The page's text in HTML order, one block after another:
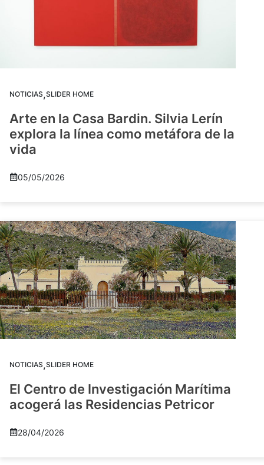
NOTICIAS,SLIDER HOME
Arte en la Casa Bardin. Silvia Lerín
explora la línea como metáfora de la
vida
05/05/2026
NOTICIAS,SLIDER HOME
El Centro de Investigación Marítima
acogerá las Residencias Petricor
28/04/2026